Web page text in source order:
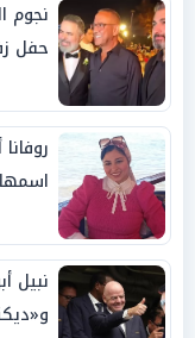
نجوم
حفل
نبيل